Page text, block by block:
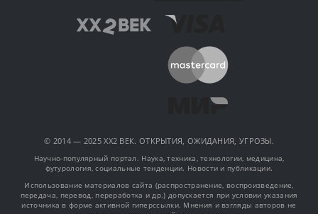
© 2014 — 2025 XX2 ВЕК. ОТКРЫТИЯ, ОЖИДАНИЯ, УГРОЗЫ.
Научно-популярный портал. Наука, техника, технологии, медицина,
футурология, социальные тенденции. Новости и публикации.
Использование материалов сайта (распространение, воспроизведение,
передача, перевод, переработка и др.) допускается при условии указания
источника в форме активной гиперссылки. Мнения и взгляды авторов не